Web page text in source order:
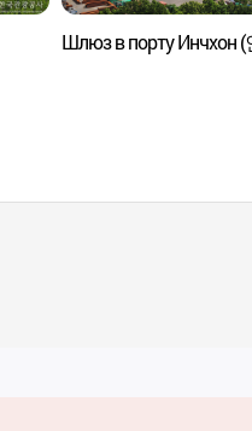
Шлюз в порту Инчхон (